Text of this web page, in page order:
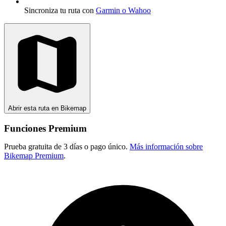
Sincroniza tu ruta con Garmin o Wahoo
Abrir esta ruta en Bikemap
Funciones Premium
Prueba gratuita de 3 días o pago único. Más información sobre
Bikemap Premium.